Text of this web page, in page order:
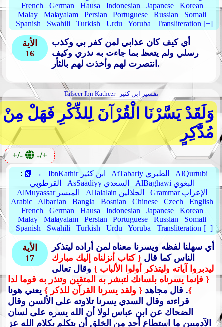
French
German Hausa Indonesian Japanese
Korean
Malay
Malayalam Persian Portuguese Russian
Somali
Spanish
Swahili Turkish Urdu Yoruba Transliteration [+]
الأية
16
أي كيف كان عذابي لمن كفر بي وكذب
رسلي ولم يتعظ بما جاءت به نذري وكيف
انتصرت لهم وأخذت لهم بالثأر.
Tafseer Ibn Katheer تفسير ابن كثير
وَلَقَدْ يَسَّرْنَا الْقُرْآنَ لِلذِّكْرِ فَهَلْ مِنْ
مُدَّكِرٍ
+/- -/+
: 📗 → IbnKathir ابن كثير AtTabariy الطبري
AlQurtubi
القرطوبي
AsSaadiyy السعدي
AlBaghawi البغوي
AlMuyassar الميسر
AlJalalain الجلالين
Grammar الإعراب
Arabic
Albanian Bangla Bosnian Chinese Czech
English
French
German Hausa Indonesian Japanese
Korean
Malay
Malayalam Persian Portuguese Russian
Somali
Spanish
Swahili Turkish Urdu Yoruba Transliteration [+]
الأية
17
أي سهلنا لفظه ويسرنا معناه لمن أراده ليتذكر
الناس كما قال { كتاب أنزلناه إليك مبارك
ليدبروا آياته وليتذكر أولوا الألباب } وقال تعالى
{ فإنما يسرناه بلسانك لتبشر به المتقين وتنذر به قوما لدا
}. قال مجاهد { ولقد يسرنا القرآن للذكر } يعني هونا
قراءته وقال السدي يسرنا تلاوته على الألسن وقال
الضحاك عن ابن عباس لولا أن الله يسره على لسان
الآدميين ما استطاع أحد من الخلق أن يتكلم بكلام الله عز